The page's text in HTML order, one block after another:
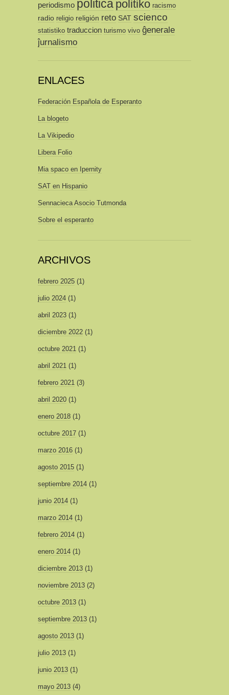
periodismo politica politiko racismo
radio religio religión reto SAT scienco
statistiko traduccion turismo vivo ĝenerale
ĵurnalismo
ENLACES
Federación Española de Esperanto
La blogeto
La Vikipedio
Libera Folio
Mia spaco en Ipernity
SAT en Hispanio
Sennacieca Asocio Tutmonda
Sobre el esperanto
ARCHIVOS
febrero 2025 (1)
julio 2024 (1)
abril 2023 (1)
diciembre 2022 (1)
octubre 2021 (1)
abril 2021 (1)
febrero 2021 (3)
abril 2020 (1)
enero 2018 (1)
octubre 2017 (1)
marzo 2016 (1)
agosto 2015 (1)
septiembre 2014 (1)
junio 2014 (1)
marzo 2014 (1)
febrero 2014 (1)
enero 2014 (1)
diciembre 2013 (1)
noviembre 2013 (2)
octubre 2013 (1)
septiembre 2013 (1)
agosto 2013 (1)
julio 2013 (1)
junio 2013 (1)
mayo 2013 (4)